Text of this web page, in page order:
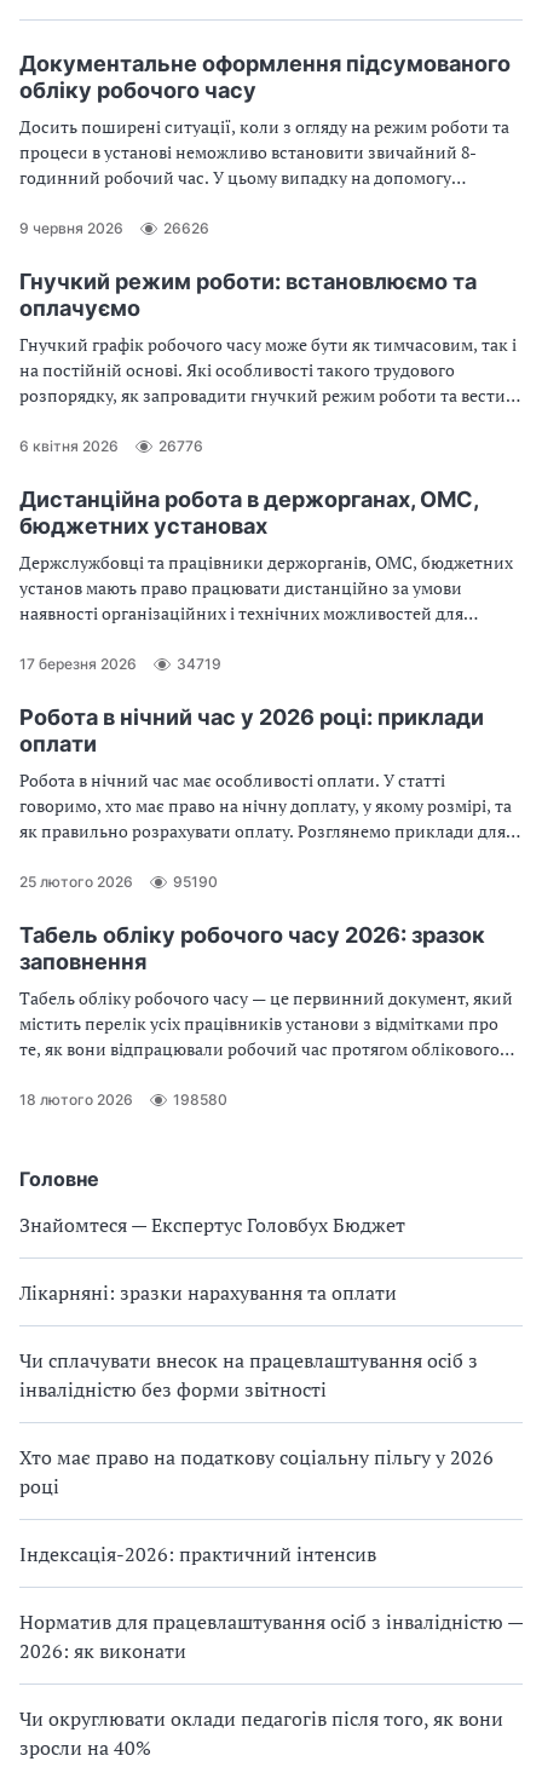
Головне
Знайомтеся — Експертус Головбух Бюджет
Лікарняні: зразки нарахування та оплати
Чи сплачувати внесок на працевлаштування осіб з
інвалідністю без форми звітності
Хто має право на податкову соціальну пільгу у 2026
році
Індексація-2026: практичний інтенсив
Норматив для працевлаштування осіб з інвалідністю —
2026: як виконати
Чи округлювати оклади педагогів після того, як вони
зросли на 40%
Документальне оформлення підсумованого
обліку робочого часу
Досить поширені ситуації, коли з огляду на режим роботи та
процеси в установі неможливо встановити звичайний 8-
годинний робочий час. У цьому випадку на допомогу
де застосовується та як правильно здійснити документальне
9 червня 2026 26626
Гнучкий режим роботи: встановлюємо та
оплачуємо
Гнучкий графік робочого часу може бути як тимчасовим, так і
на постійній основі. Які особливості такого трудового
розпорядку, як запровадити гнучкий режим роботи та вести
консультації
6 квітня 2026 26776
Дистанційна робота в держорганах, ОМС,
бюджетних установах
Держслужбовці та працівники держорганів, ОМС, бюджетних
установ мають право працювати дистанційно за умови
наявності організаційних і технічних можливостей для
керуватись та що зробити для впровадження дистанційної
17 березня 2026 34719
Робота в нічний час у 2026 році: приклади
оплати
Робота в нічний час має особливості оплати. У статті
говоримо, хто має право на нічну доплату, у якому розмірі, та
як правильно розрахувати оплату. Розглянемо приклади для
котельні
25 лютого 2026 95190
Табель обліку робочого часу 2026: зразок
заповнення
Табель обліку робочого часу — це первинний документ, який
містить перелік усіх працівників установи з відмітками про
те, як вони відпрацювали робочий час протягом облікового
нарахуєш. То хто, коли і як складає табель?
18 лютого 2026 198580